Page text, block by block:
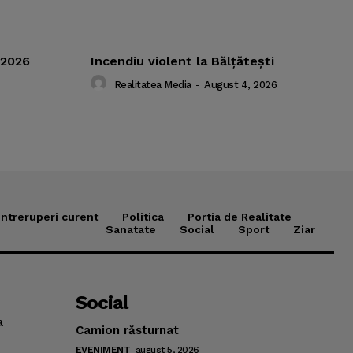
Incendiu violent la Bălţăteşti
Realitatea Media - August 4, 2026
curent Politica
Portia de Realitate
Sanatate
Social Sport Ziar
Social
Camion răsturnat
EVENIMENT august 5, 2026